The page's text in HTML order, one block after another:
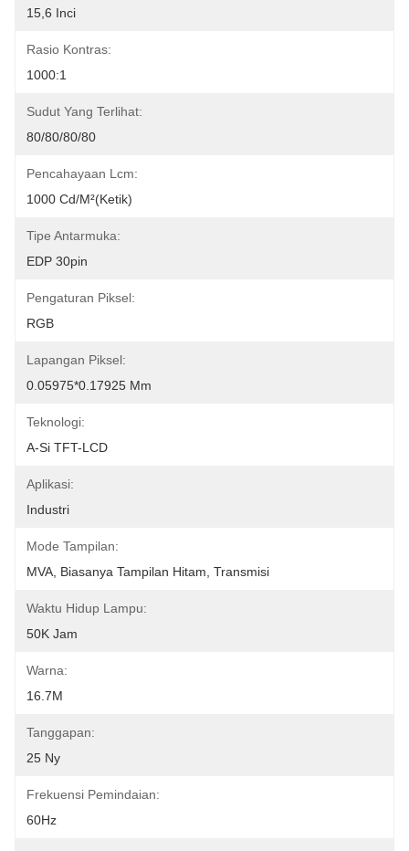
15,6 Inci
Rasio Kontras:
1000:1
Sudut Yang Terlihat:
80/80/80/80
Pencahayaan Lcm:
1000 Cd/m²(ketik)
Tipe Antarmuka:
EDP ​​30pin
Pengaturan Piksel:
RGB
Lapangan Piksel:
0.05975*0.17925 Mm
Teknologi:
A-Si TFT-LCD
Aplikasi:
Industri
Mode Tampilan:
MVA, Biasanya Tampilan Hitam, Transmisi
Waktu Hidup Lampu:
50K Jam
Warna:
16.7M
Tanggapan:
25 Ny
Frekuensi Pemindaian:
60Hz